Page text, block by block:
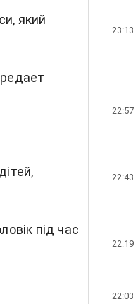
який
під час
23:13
22:57
22:43
22:19
22:03